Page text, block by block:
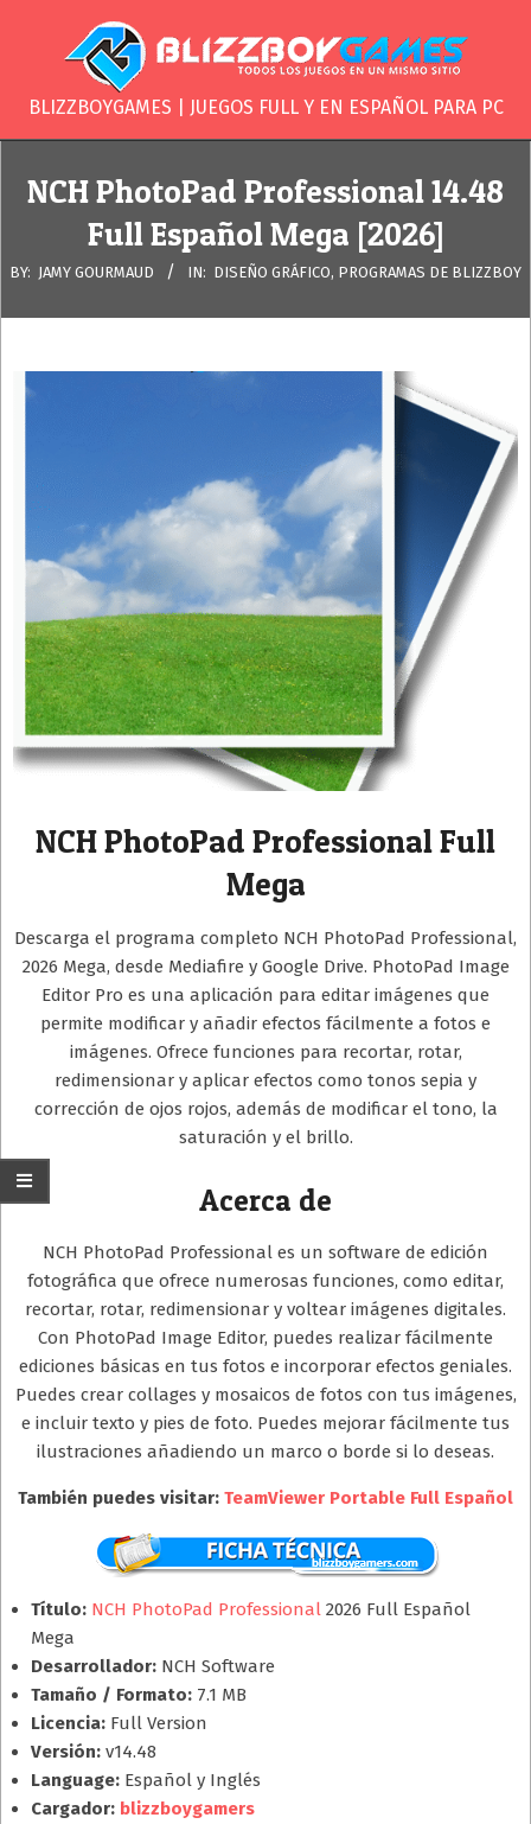
BLIZZBOYGAMES | JUEGOS FULL Y EN ESPAÑOL PARA PC
Navigation
NCH PhotoPad Professional 14.48
Full Español Mega [2026]
BY: JAMY GOURMAUD IN: DISEÑO GRÁFICO, PROGRAMAS DE BLIZZBOY
NCH PhotoPad Professional Full
Mega
Descarga el programa completo NCH PhotoPad Professional,
2026 Mega, desde Mediafire y Google Drive. PhotoPad Image
Editor Pro es una aplicación para editar imágenes que
permite modificar y añadir efectos fácilmente a fotos e
imágenes. Ofrece funciones para recortar, rotar,
redimensionar y aplicar efectos como tonos sepia y
corrección de ojos rojos, además de modificar el tono, la
saturación y el brillo.
Acerca de
NCH PhotoPad Professional es un software de edición
fotográfica que ofrece numerosas funciones, como editar,
recortar, rotar, redimensionar y voltear imágenes digitales.
Con PhotoPad Image Editor, puedes realizar fácilmente
ediciones básicas en tus fotos e incorporar efectos geniales.
Puedes crear collages y mosaicos de fotos con tus imágenes,
e incluir texto y pies de foto. Puedes mejorar fácilmente tus
ilustraciones añadiendo un marco o borde si lo deseas.
También puedes visitar: TeamViewer Portable Full Español
Título: NCH PhotoPad Professional 2026 Full Español
Mega
Desarrollador: NCH Software
Tamaño / Formato: 7.1 MB
Licencia: Full Version
Versión: v14.48
Language: Español y Inglés
Cargador: blizzboygamers